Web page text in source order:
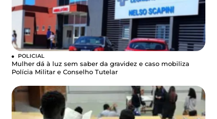
POLICIAL
Mulher dá à luz sem saber da gravidez e caso mobiliza
Polícia Militar e Conselho Tutelar